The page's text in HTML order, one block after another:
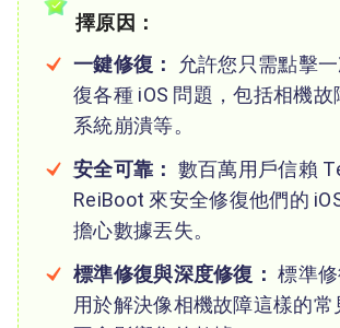
擇原因：
一鍵修復：
允許您只需點擊
復各種 iOS 問題，包括相機故
系統崩潰等。
安全可靠： 數百萬用戶信賴
ReiBoot 來安全修復他們的
擔心數據丟失。
標準修復與深度修復： 標準
用於解決像相機故障這樣的常